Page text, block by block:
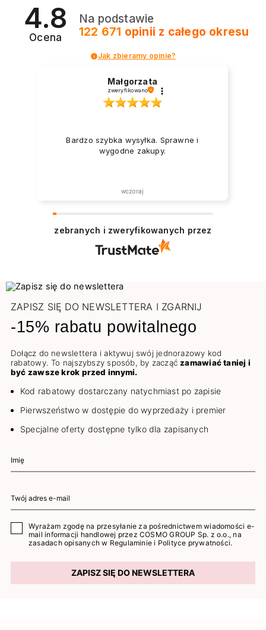
2026? Znajdź inspirację dla swojego manicure!
4.8
Ocena
Na podstawie
122 671 opinii z całego okresu
Jak zbieramy opinie?
Małgorzata
zweryfikowano
Bardzo szybka wysyłka. Sprawne i
wygodne zakupy.
wczoraj
zebranych i zweryfikowanych przez
ZAPISZ SIĘ DO NEWSLETTERA I ZGARNIJ
-15% rabatu powitalnego
Dołącz do newslettera i aktywuj swój jednorazowy kod
rabatowy. To najszybszy sposób, by zacząćzamawiać taniej i
być zawsze krok przed innymi.
Kod rabatowy dostarczany natychmiast po zapisie
Pierwszeństwo w dostępie do wyprzedaży i premier
Specjalne oferty dostępne tylko dla zapisanych
Wyrażam zgodę na przesyłanie za pośrednictwem wiadomości e-
mail informacji handlowej przez COSMO GROUP Sp. z o.o., na
zasadach opisanych w Regulaminie i Polityce prywatności.
ZAPISZ SIĘ DO NEWSLETTERA